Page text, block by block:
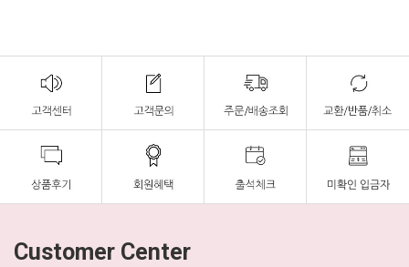
Customer Center